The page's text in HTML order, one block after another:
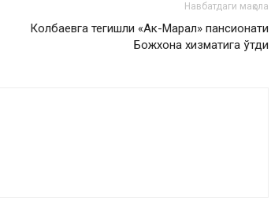
Навбатдаги мақола
Колбаевга тегишли «Ак-Марал» пансионати
Божхона хизматига ўтди